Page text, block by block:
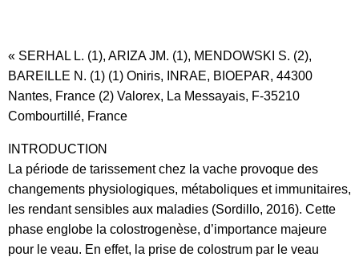
« SERHAL L. (1), ARIZA JM. (1), MENDOWSKI S. (2),
BAREILLE N. (1) (1) Oniris, INRAE, BIOEPAR, 44300
Nantes, France (2) Valorex, La Messayais, F-35210
Combourtillé, France
INTRODUCTION
La période de tarissement chez la vache provoque des
changements physiologiques, métaboliques et immunitaires,
les rendant sensibles aux maladies (Sordillo, 2016). Cette
phase englobe la colostrogenèse, d’importance majeure
pour le veau. En effet, la prise de colostrum par le veau